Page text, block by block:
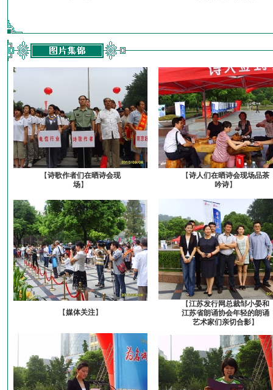
【诗歌作者们在晒诗会现
场】
【诗人们在晒诗会现场品茶
吟诗】
【媒体关注】
【江苏发行网总裁邹小晏和
江苏省朗诵协会年轻的朗诵
艺术家们亲切合影】